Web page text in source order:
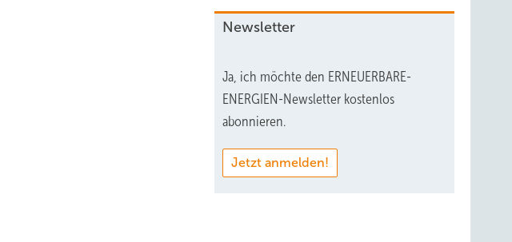
Newsletter
Ja, ich möchte den ERNEUERBARE-
ENERGIEN-Newsletter kostenlos
abonnieren.
Jetzt anmelden!